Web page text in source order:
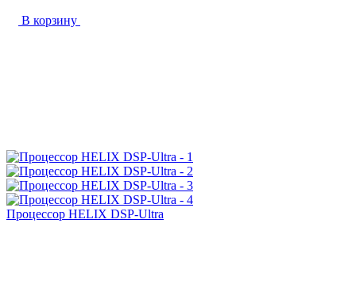
В корзину
Процессор HELIX DSP-Ultra